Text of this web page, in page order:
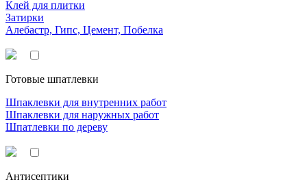
Клей для плитки
Затирки
Алебастр, Гипс, Цемент, Побелка
Готовые шпатлевки
Шпаклевки для внутренних работ
Шпаклевки для наружных работ
Шпатлевки по дереву
Антисептики